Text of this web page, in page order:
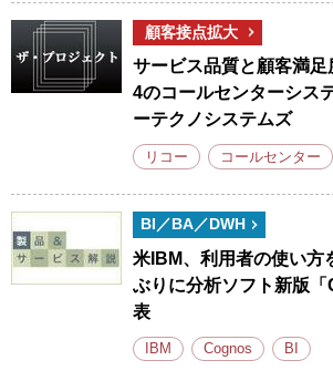
顧客接点拡大
サービス品質と顧客満
4のコールセンターシス
ーテクノシステムズ
リコー コールセンター
BI／BA／DWH
米IBM、利用者の使い方
ぶりに分析ソフト新版
表
IBM Cognos BI